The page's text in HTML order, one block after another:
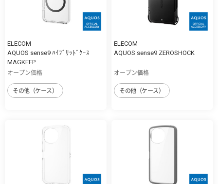
ELECOM
AQUOS sense9 ﾊｲﾌﾞﾘｯﾄﾞｹｰｽ
MAGKEEP
オープン価格
その他（ケース）
ELECOM
AQUOS sense9 ZEROSHOCK
オープン価格
その他（ケース）